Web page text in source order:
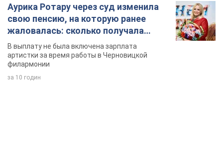
Аурика Ротару через суд изменила
свою пенсию, на которую ранее
жаловалась: сколько получала
певица
В выплату не была включена зарплата
артистки за время работы в Черновицкой
филармонии
за 10 годин